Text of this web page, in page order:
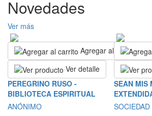
Novedades
Ver más
Agregar al carrito
Ver detalle
PEREGRINO RUSO -
BIBLIOTECA ESPIRITUAL
ANÓNIMO
SEAN MIS